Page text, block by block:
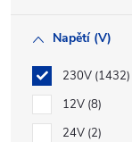
Napětí (V)
230V 1432
12V 8
24V 2